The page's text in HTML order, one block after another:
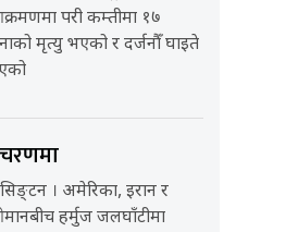
परी कम्तीमा १७
मृत्यु भएको र दर्जनौँ घाइते
। अमेरिका, इरान र
हर्मुज जलघाँटीमा